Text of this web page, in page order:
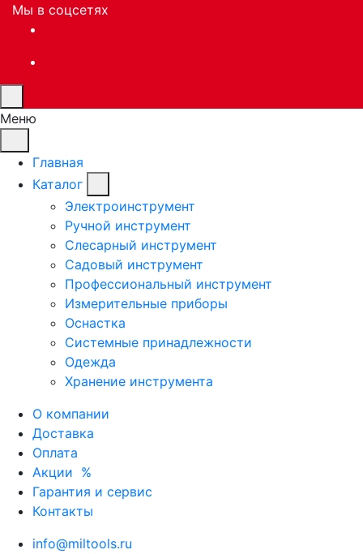
Мы в соцсетях
Меню
Главная
Каталог
Электроинструмент
Ручной инструмент
Слесарный инструмент
Садовый инструмент
Профессиональный инструмент
Измерительные приборы
Оснастка
Системные принадлежности
Одежда
Хранение инструмента
О компании
Доставка
Оплата
Акции %
Гарантия и сервис
Контакты
info@miltools.ru